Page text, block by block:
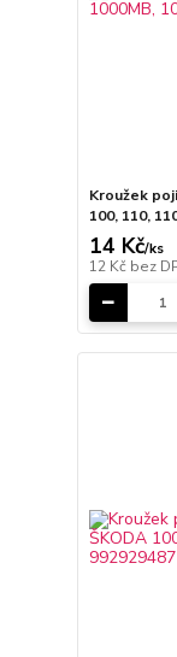
Kroužek
100, 110,
14 Kč/ks
12 Kč bez